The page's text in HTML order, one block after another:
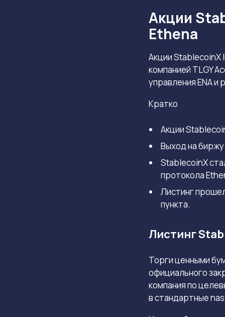
Акции
Ethena
Акции StablecoinX
компанией TLGY
управления ENA и
Кратко
Акции
Выход на
StablecoinX
протокола
Листинг
пункта.
Листинг
Торги ценными
официального
компания по
в стандартные